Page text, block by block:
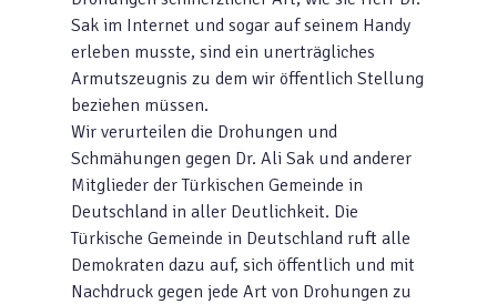
Sak im Internet und sogar auf seinem Handy
erleben musste, sind ein unerträgliches
Armutszeugnis zu dem wir öffentlich Stellung
beziehen müssen.
Wir verurteilen die Drohungen und
Schmähungen gegen Dr. Ali Sak und anderer
Mitglieder der Türkischen Gemeinde in
Deutschland in aller Deutlichkeit. Die
Türkische Gemeinde in Deutschland ruft alle
Demokraten dazu auf, sich öffentlich und mit
Nachdruck gegen jede Art von Drohungen zu